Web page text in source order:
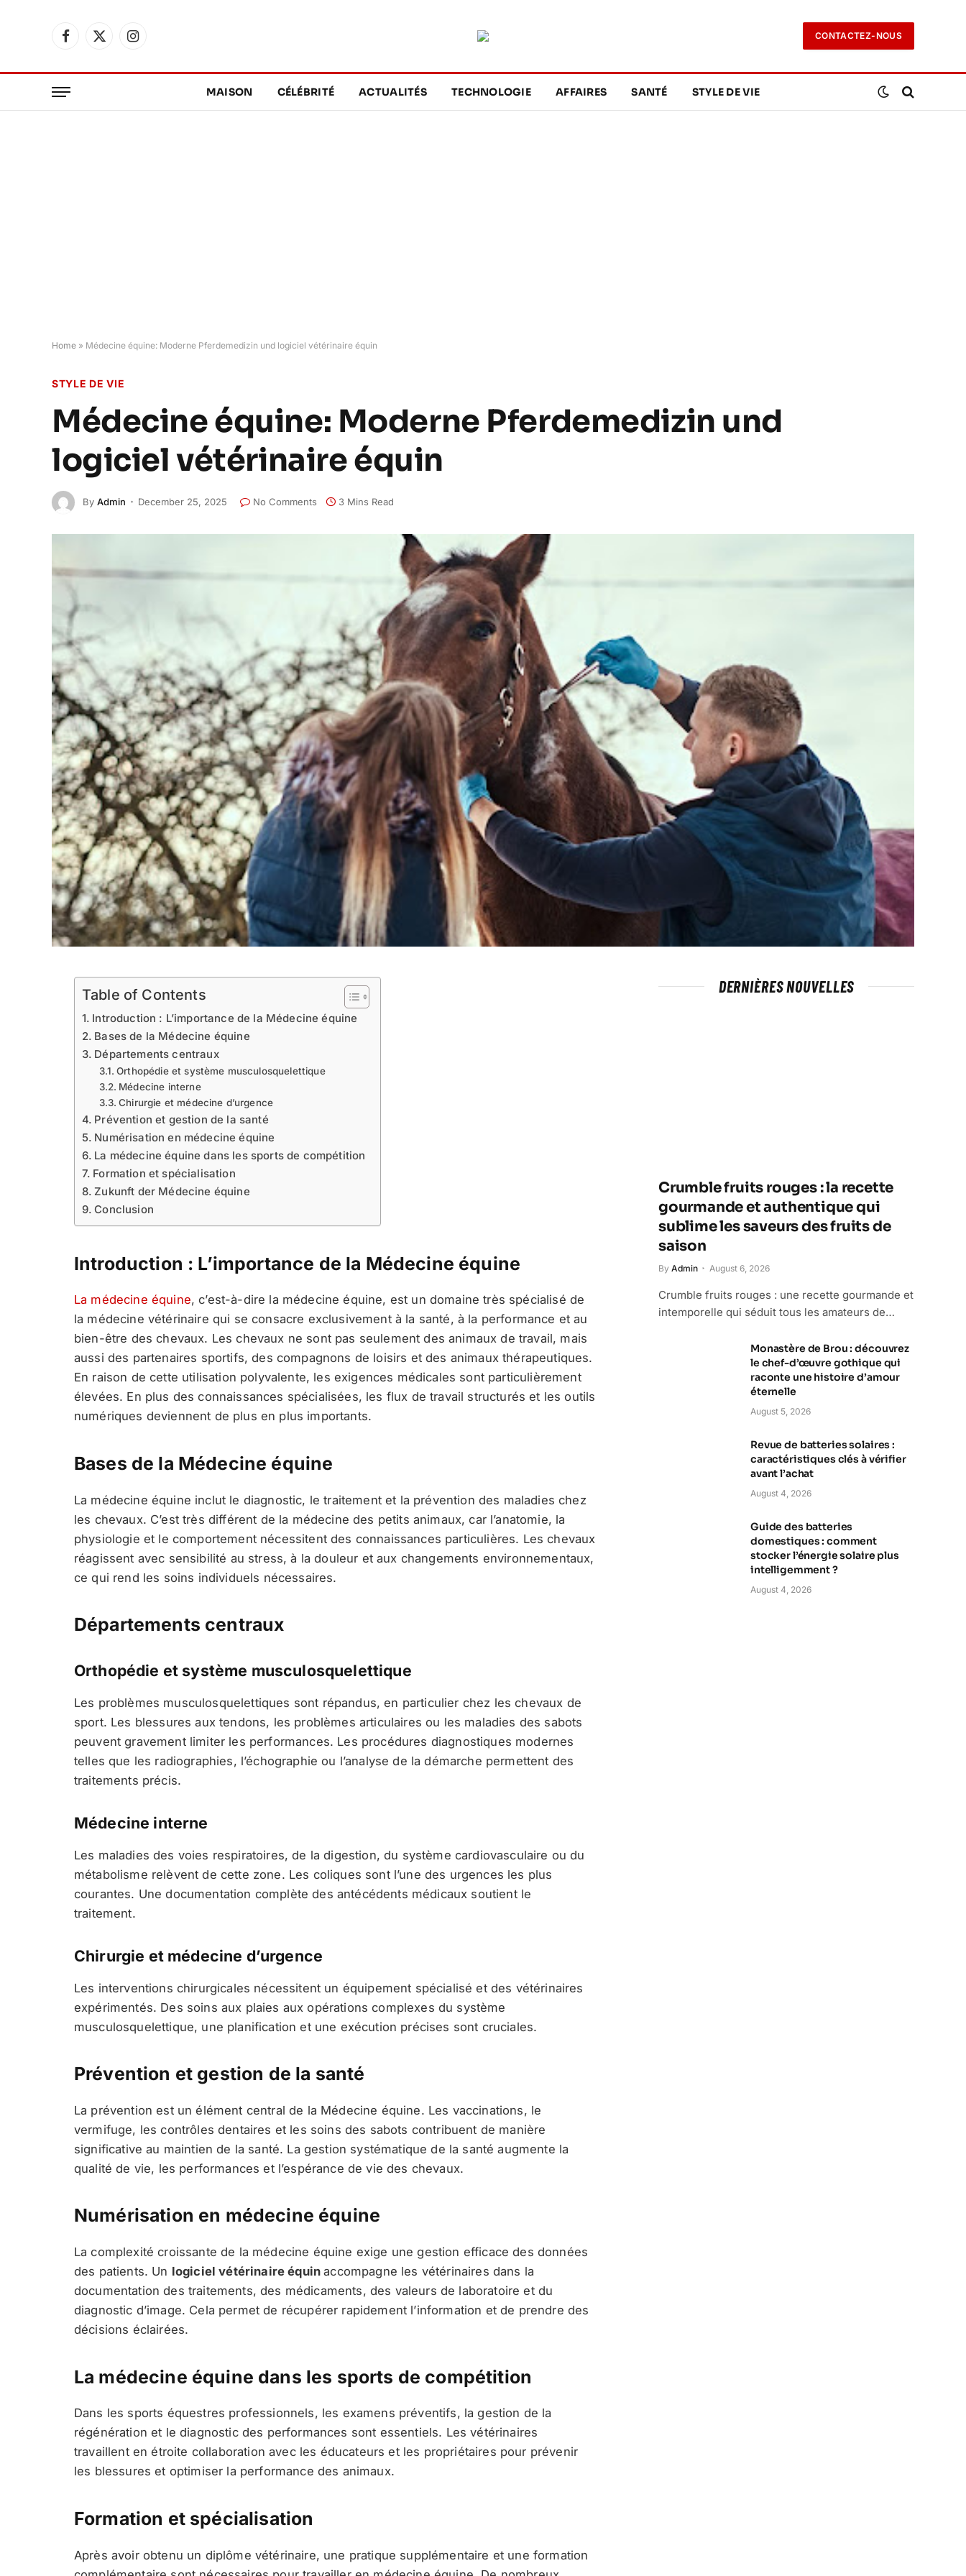
Facebook
X
Instagram
CONTACTEZ-NOUS
MAISON CÉLÉBRITÉ ACTUALITÉS TECHNOLOGIE AFFAIRES SANTÉ STYLE DE VIE
Home » Médecine équine: Moderne Pferdemedizin und logiciel vétérinaire équin
STYLE DE VIE
Médecine équine: Moderne Pferdemedizin und
logiciel vétérinaire équin
By Admin December 25, 2025 No Comments 3 Mins Read
Table of Contents
Introduction : L’importance de la Médecine équine
Bases de la Médecine équine
Départements centraux
Orthopédie et système musculosquelettique
Médecine interne
Chirurgie et médecine d’urgence
Prévention et gestion de la santé
Numérisation en médecine équine
La médecine équine dans les sports de compétition
Formation et spécialisation
Zukunft der Médecine équine
Conclusion
Introduction : L’importance de la Médecine équine
La médecine équine, c’est-à-dire la médecine équine, est un domaine très spécialisé de
la médecine vétérinaire qui se consacre exclusivement à la santé, à la performance et au
bien-être des chevaux. Les chevaux ne sont pas seulement des animaux de travail, mais
aussi des partenaires sportifs, des compagnons de loisirs et des animaux thérapeutiques.
En raison de cette utilisation polyvalente, les exigences médicales sont particulièrement
élevées. En plus des connaissances spécialisées, les flux de travail structurés et les outils
numériques deviennent de plus en plus importants.
Bases de la Médecine équine
La médecine équine inclut le diagnostic, le traitement et la prévention des maladies chez
les chevaux. C’est très différent de la médecine des petits animaux, car l’anatomie, la
physiologie et le comportement nécessitent des connaissances particulières. Les chevaux
réagissent avec sensibilité au stress, à la douleur et aux changements environnementaux,
ce qui rend les soins individuels nécessaires.
Départements centraux
Orthopédie et système musculosquelettique
Les problèmes musculosquelettiques sont répandus, en particulier chez les chevaux de
sport. Les blessures aux tendons, les problèmes articulaires ou les maladies des sabots
peuvent gravement limiter les performances. Les procédures diagnostiques modernes
telles que les radiographies, l’échographie ou l’analyse de la démarche permettent des
traitements précis.
Médecine interne
Les maladies des voies respiratoires, de la digestion, du système cardiovasculaire ou du
métabolisme relèvent de cette zone. Les coliques sont l’une des urgences les plus
courantes. Une documentation complète des antécédents médicaux soutient le
traitement.
Chirurgie et médecine d’urgence
Les interventions chirurgicales nécessitent un équipement spécialisé et des vétérinaires
expérimentés. Des soins aux plaies aux opérations complexes du système
musculosquelettique, une planification et une exécution précises sont cruciales.
Prévention et gestion de la santé
La prévention est un élément central de la Médecine équine. Les vaccinations, le
vermifuge, les contrôles dentaires et les soins des sabots contribuent de manière
significative au maintien de la santé. La gestion systématique de la santé augmente la
qualité de vie, les performances et l’espérance de vie des chevaux.
Numérisation en médecine équine
La complexité croissante de la médecine équine exige une gestion efficace des données
des patients. Un logiciel vétérinaire équinaccompagne les vétérinaires dans la
documentation des traitements, des médicaments, des valeurs de laboratoire et du
diagnostic d’image. Cela permet de récupérer rapidement l’information et de prendre des
décisions éclairées.
La médecine équine dans les sports de compétition
Dans les sports équestres professionnels, les examens préventifs, la gestion de la
régénération et le diagnostic des performances sont essentiels. Les vétérinaires
travaillent en étroite collaboration avec les éducateurs et les propriétaires pour prévenir
les blessures et optimiser la performance des animaux.
Formation et spécialisation
Après avoir obtenu un diplôme vétérinaire, une pratique supplémentaire et une formation
DERNIÈRES NOUVELLES
Crumble fruits rouges : la recette
gourmande et authentique qui
sublime les saveurs des fruits de
saison
By Admin August 6, 2026
Crumble fruits rouges : une recette gourmande et
intemporelle qui séduit tous les amateurs de…
Monastère de Brou : découvrez
le chef-d’œuvre gothique qui
raconte une histoire d’amour
éternelle
August 5, 2026
Revue de batteries solaires :
caractéristiques clés à vérifier
avant l’achat
August 4, 2026
Guide des batteries
domestiques : comment
stocker l’énergie solaire plus
intelligemment ?
August 4, 2026